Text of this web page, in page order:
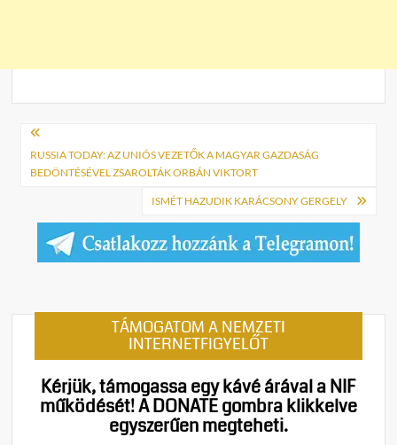
Bejegyzés
navigáció
RUSSIA TODAY: AZ UNIÓS VEZETŐK A MAGYAR GAZDASÁG
BEDÖNTÉSÉVEL ZSAROLTÁK ORBÁN VIKTORT
ISMÉT HAZUDIK KARÁCSONY GERGELY
TÁMOGATOM A NEMZETI
INTERNETFIGYELŐT
Kérjük, támogassa egy kávé árával a NIF
működését!A DONATE gombra klikkelve
egyszerűen megteheti.